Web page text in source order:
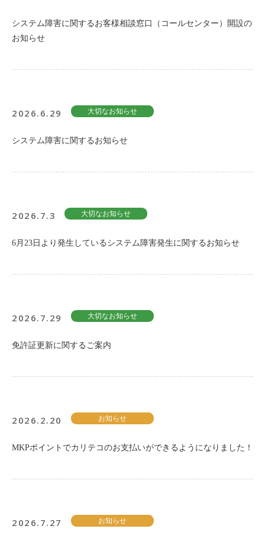
システム障害に関するお客様相談窓口（コールセンター）開設の
お知らせ
2026.6.29 大切なお知らせ
システム障害に関するお知らせ
2026.7.3 大切なお知らせ
6月23日より発生しているシステム障害発生に関するお知らせ
2026.7.29 大切なお知らせ
免許証更新に関するご案内
2026.2.20 お知らせ
MKPポイントでカリテコのお支払いができるようになりました！
2026.7.27 お知らせ